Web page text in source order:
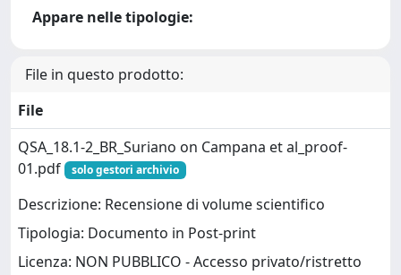
Appare nelle tipologie:
File in questo prodotto:
File
QSA_18.1-2_BR_Suriano on Campana et al_proof-
01.pdf
solo gestori archivio
Descrizione: Recensione di volume scientifico
Tipologia: Documento in Post-print
Licenza: NON PUBBLICO - Accesso privato/ristretto